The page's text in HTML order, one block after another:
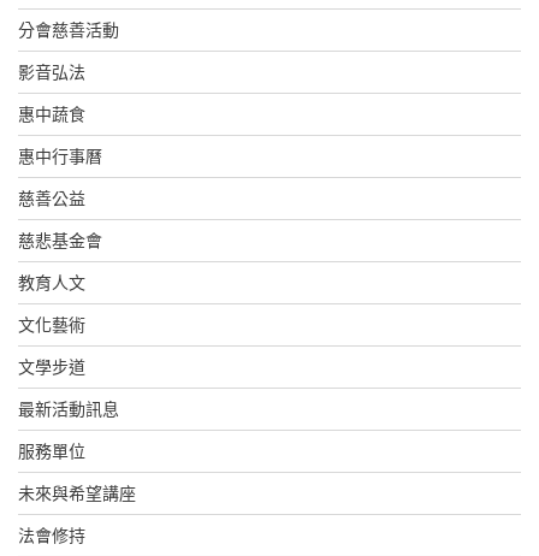
分會慈善活動
影音弘法
惠中蔬食
惠中行事曆
慈善公益
慈悲基金會
教育人文
文化藝術
文學步道
最新活動訊息
服務單位
未來與希望講座
法會修持